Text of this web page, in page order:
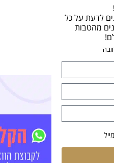
לדעת על כל
מהטבות